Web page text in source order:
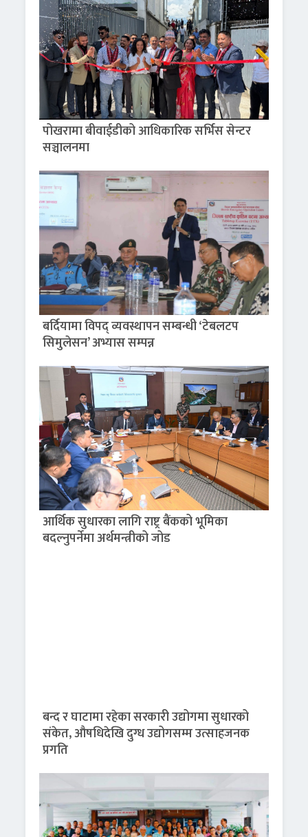
पोखरामा बीवाईडीको आधिकारिक सर्भिस सेन्टर
सञ्चालनमा
बर्दियामा विपद् व्यवस्थापन सम्बन्धी ‘टेबलटप
सिमुलेसन’ अभ्यास सम्पन्न
आर्थिक सुधारका लागि राष्ट्र बैंकको भूमिका
बदल्नुपर्नेमा अर्थमन्त्रीको जोड
बन्द र घाटामा रहेका सरकारी उद्योगमा सुधारको
संकेत, औषधिदेखि दुग्ध उद्योगसम्म उत्साहजनक
प्रगति